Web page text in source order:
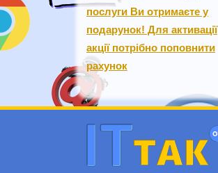
послуги Ви отримаєте у
подарунок! Для активації
акції потрібно поповнити
рахунок